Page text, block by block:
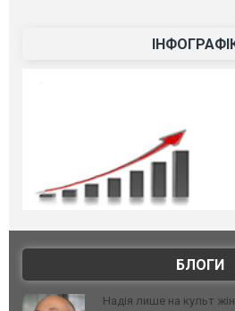
БЛОГИ
Надія лише на культ